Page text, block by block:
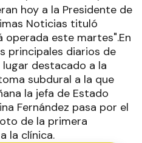
hoy a la Presidente de
Noticias tituló
operada este martes".En
principales diarios de
lugar destacado a la
subdural a la que
la jefa de Estado
Fernández pasa por el
de la primera
la clínica.